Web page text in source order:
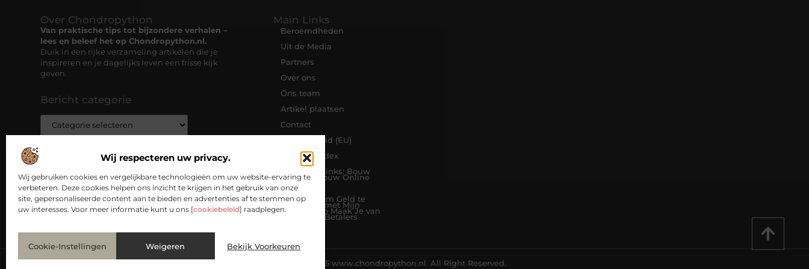
Wij respecteren uw privacy.
Wij gebruiken cookies en vergelijkbare technologieën om uw website-ervaring te
verbeteren. Deze cookies helpen ons inzicht te krijgen in het gebruik van onze
site, gepersonaliseerde content aan te bieden en advertenties af te stemmen op
uw interesses. Voor meer informatie kunt u ons [cookiebeleid] raadplegen.
Cookie-Instellingen Weigeren Bekijk Voorkeuren
Over Chondropython
Van praktische tips tot bijzondere verhalen –
lees en beleef het op Chondropython.nl.
Duik in een rijke verzameling artikelen die je
inspireren en je dagelijks leven een frisse kijk
geven.
Bericht categorie
Main Links
Beroemdheden
Uit de Media
Partners
Over ons
Ons team
Artikel plaatsen
Contact
Cookiebeleid (EU)
Website index
Koop Backlinks: Bouw
Slim aan Jouw Online
Autoriteit
Manieren om Geld te
Verdienen met Mijn
Website: Zo Maak Je van
Bezoekers Betalers
@2025 www.chondropython.nl. All Right Reserved.